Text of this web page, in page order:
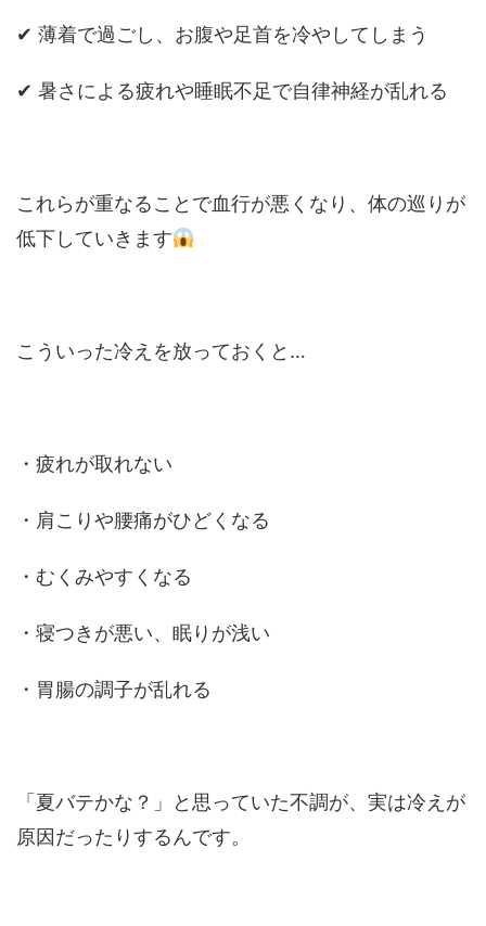
✔ 薄着で過ごし、お腹や足首を冷やしてしまう
✔ 暑さによる疲れや睡眠不足で自律神経が乱れる
これらが重なることで血行が悪くなり、体の巡りが
低下していきます
こういった冷えを放っておくと…
・疲れが取れない
・肩こりや腰痛がひどくなる
・むくみやすくなる
・寝つきが悪い、眠りが浅い
・胃腸の調子が乱れる
「夏バテかな？」と思っていた不調が、実は冷えが
原因だったりするんです。